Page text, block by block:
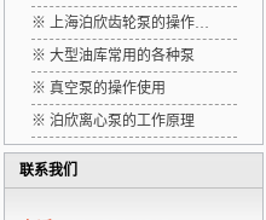
※ 上海泊欣齿轮泵的操作…
※ 大型油库常用的各种泵
※ 真空泵的操作使用
※ 泊欣离心泵的工作原理
联系我们